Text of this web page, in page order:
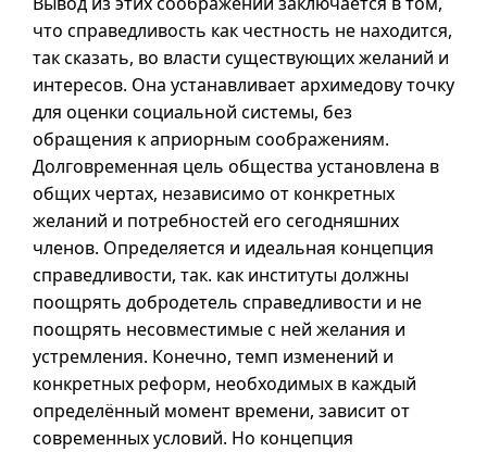
что справедливость как честность не находится,
так сказать, во власти существующих желаний и
интересов. Она устанавливает архимедову точку
для оценки социальной системы, без
обращения к априорным соображениям.
Долговременная цель общества установлена в
общих чертах, независимо от конкретных
желаний и потребностей его сегодняшних
членов. Определяется и идеальная концепция
справедливости, так. как институты должны
поощрять добродетель справедливости и не
поощрять несовместимые с ней желания и
устремления. Конечно, темп изменений и
конкретных реформ, необходимых в каждый
определённый момент времени, зависит от
современных условий. Но концепция